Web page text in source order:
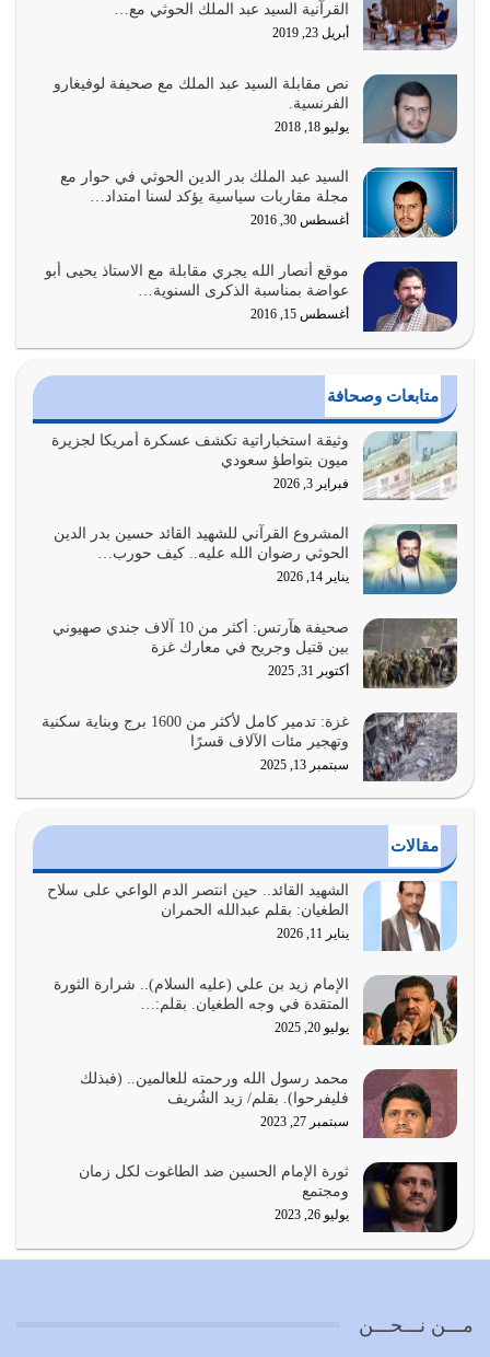
المتمثل في القرآن الكريم
يوليو 31, 2026
أولياء الشيطان كلما كانوا أكثر ولاءً وطاعة للشيطان كلما كانوا
أكثر ضعفاً
يوليو 30, 2026
وعد الله تعالى من يُقتل في سبيله بالحياة الأبدية والرزق
والاستبشار والنجاة والخلود في…
يوليو 29, 2026
القرآن الكريم هو أهم مصدر لمعرفة رسول الله معرفة سيرته
معرفة شخصيته معرفة عظمته
يوليو 28, 2026
هل نحن من الصالحين؟ قيِّم نفسك هنا اترك القرآن على أصله
وأعرض نفسك، وأعرض ما لديك على…
يوليو 27, 2026
عندما يكون عدوك هو عدو الله معناه أن تكون نقاط الضعف
فيه كثيرة وسينصرك الله عليه إذا…
يوليو 26, 2026
أراد الله لهذه الأمة ان تكون خير امة أخرجت للناس بالنهوض
بالأمر بالمعروف والنهي عن…
يوليو 25, 2026
الدين الذي شرعه الله لا يجوز أن يخضع لآرائنا وأهوائنا
واجتهاداتنا لأننا سنختلف ونتفرق
يوليو 24, 2026
أي أمة تتفرق في الدين وتتفرق في كيانها معناه أنها أصبحت
يجب أن نعود جميعاً الى القرآن وعندنا أخطاء جميعاً لنعتصم
بحبل الله جميعاً وليس كل…
يوليو 22, 2026
يشاء ويذل من يشاء
يوليو 21, 2026
كل زمان…
يوليو 19, 2026
تتحقق الحقوق للجميع
يوليو 18, 2026
بعض صفات المتقين {الصَّابِرِينَ وَالصَّادِقِينَ وَالْقَانِتِينَ
القرآنية السيد عبد الملك الحوثي مع…
أبريل 23, 2019
نص مقابلة السيد عبد الملك مع صحيفة لوفيغارو
الفرنسية.
يوليو 18, 2018
السيد عبد الملك بدر الدين الحوثي في حوار مع
مجلة مقاربات سياسية يؤكد لسنا امتداد…
أغسطس 30, 2016
موقع أنصار الله يجري مقابلة مع الاستاذ يحيى أبو
عواضة بمناسبة الذكرى السنوية…
أغسطس 15, 2016
متابعات وصحافة
وثيقة استخباراتية تكشف عسكرة أمريكا لجزيرة
ميون بتواطؤ سعودي
فبراير 3, 2026
المشروع القرآني للشهيد القائد حسين بدر الدين
الحوثي رضوان الله عليه.. كيف حورب…
يناير 14, 2026
صحيفة هآرتس: أكثر من 10 آلاف جندي صهيوني
بين قتيل وجريح في معارك غزة
أكتوبر 31, 2025
غزة: تدمير كامل لأكثر من 1600 برج وبناية سكنية
وتهجير مئات الآلاف قسرًا
سبتمبر 13, 2025
مقالات
الشهيد القائد.. حين انتصر الدم الواعي على سلاح
الطغيان: بقلم عبدالله الحمران
يناير 11, 2026
الإمام زيد بن علي (عليه السلام).. شرارة الثورة
المتقدة في وجه الطغيان. بقلم:…
يوليو 20, 2025
محمد رسول الله ورحمته للعالمين.. (فبذلك
فليفرحوا). بقلم/ زيد الشُريف
سبتمبر 27, 2023
ثورة الإمام الحسين ضد الطاغوت لكل زمان
ومجتمع
يوليو 26, 2023
مـــن نـــحـــن